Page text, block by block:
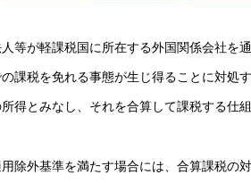
等が軽課税国に所在する外国関係会社を
課税を免れる事態が生じ得ることに対処
得とみなし、それを合算して課税する仕組
除外基準を満たす場合には、合算課税の対